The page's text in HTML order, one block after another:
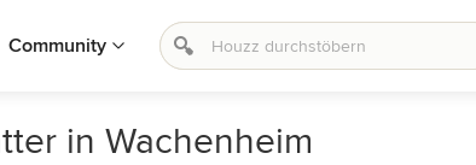
Community
in Wachenheim